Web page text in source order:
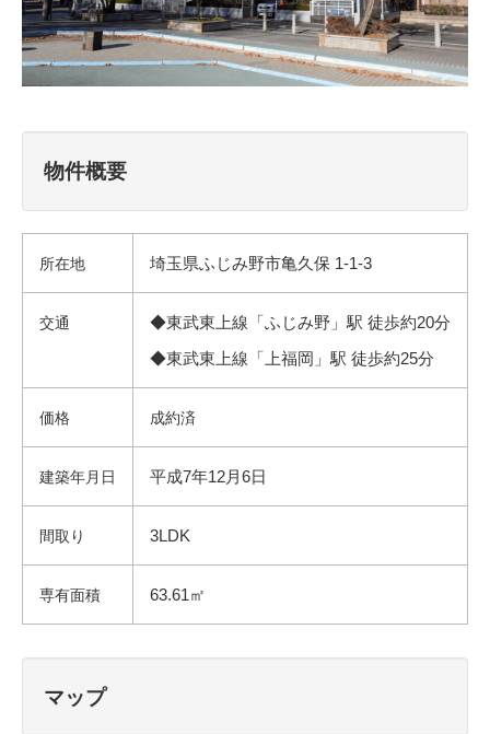
物件概要
所在地 埼玉県ふじみ野市亀久保 1-1-3
交通
◆東武東上線「ふじみ野」駅 徒歩約20分
◆東武東上線「上福岡」駅 徒歩約25分
価格 成約済
建築年月日 平成7年12月6日
間取り 3LDK
専有面積 63.61㎡
マップ